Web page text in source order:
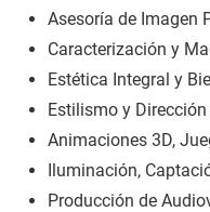
Asesoría de Imagen
Caracterización y
Estética Integral y
Estilismo y
Animaciones 3D,
Iluminación,
Producción de